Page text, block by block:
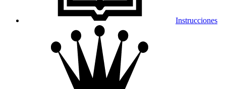
Instrucciones